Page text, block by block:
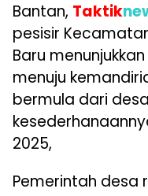
Bantan, Taktik
pesisir
Baru
menuju
bermula dari
2025,
Pemerintah desa